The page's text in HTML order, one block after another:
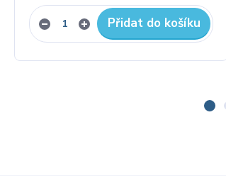
Přidat do košíku